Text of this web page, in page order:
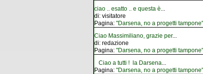
ciao .. esatto .. e questa è
di: visitatore
Pagina: "Darsena, no a progetti tampone"
Ciao Massimiliano, grazie per...
di: redazione
Pagina: "Darsena, no a progetti tampone"
Ciao a tutti ! la Darsena
Pagina: "Darsena, no a progetti tampone"